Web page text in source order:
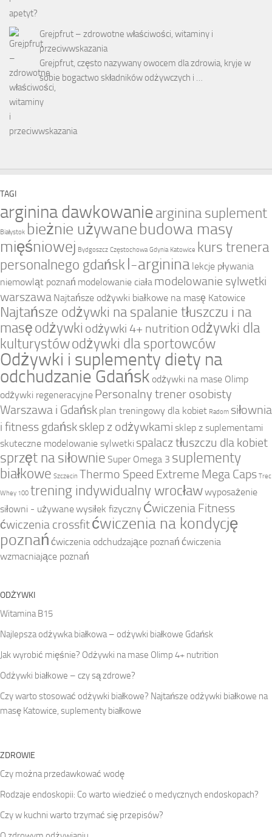
Grejpfrut – zdrowotne właściwości, witaminy i
przeciwwskazania
Grejpfrut, często nazywany owocem dla zdrowia, kryje w
sobie bogactwo składników odżywczych i …
TAGI
arginina dawkowaniearginina suplement
Białystok bieżnie używanebudowa masy
mięśniowej Bydgoszcz Częstochowa Gdynia Katowice kurs trenera
personalnego gdańsk l-arginina lekcje pływania
niemowląt poznań modelowanie ciała modelowanie sylwetki
warszawa Najtańsze odżywki białkowe na masę Katowice
Najtańsze odżywki na spalanie tłuszczu i na
masęodżywki odżywki 4+ nutrition odżywki dla
kulturystówodżywki dla sportowców
Odżywki i suplementy diety na
odchudzanie Gdańsk odżywki na mase Olimp
odżywki regeneracyjne Personalny trener osobisty
Warszawa i Gdańsk plan treningowy dla kobiet Radom siłownia
i fitness gdańsksklep z odżywkami sklep z suplementami
skuteczne modelowanie sylwetki spalacz tłuszczu dla kobiet
sprzęt na siłownie Super Omega 3 suplementy
białkowe Szczecin Thermo Speed Extreme Mega Caps Trec
Whey 100 trening indywidualny wrocławwyposażenie
siłowni - używanewysiłek fizyczny Ćwiczenia Fitness
ćwiczenia crossfitćwiczenia na kondycję
poznań ćwiczenia odchudzające poznań ćwiczenia
wzmacniające poznań
ODŻYWKI
Witamina B15
Najlepsza odżywka białkowa – odżywki białkowe Gdańsk
Jak wyrobić mięśnie? Odżywki na mase Olimp 4+ nutrition
Odżywki białkowe – czy są zdrowe?
Czy warto stosować odżywki białkowe? Najtańsze odżywki białkowe na
masę Katowice, suplementy białkowe
ZDROWIE
Czy można przedawkować wodę
Rodzaje endoskopii: Co warto wiedzieć o medycznych endoskopach?
Czy w kuchni warto trzymać się przepisów?